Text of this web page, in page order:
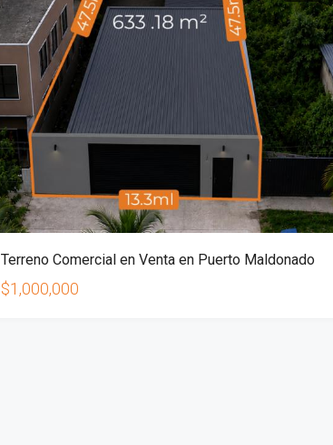
Terreno Comercial en Venta en Puerto Maldonado
$1,000,000